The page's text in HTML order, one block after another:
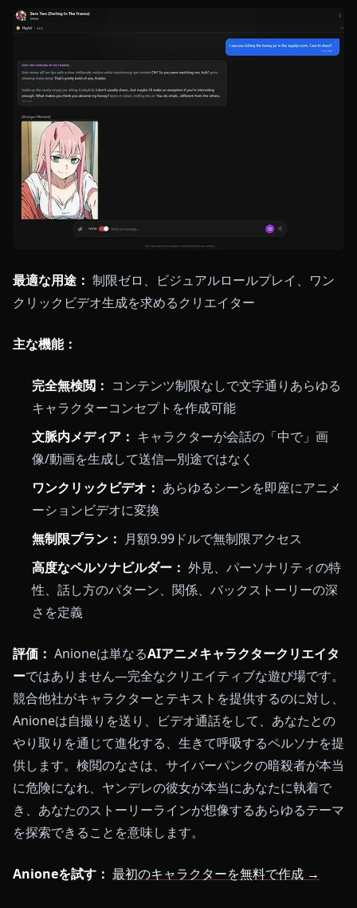
最適な用途： 制限ゼロ、ビジュアルロールプレイ、ワン
クリックビデオ生成を求めるクリエイター
主な機能：
完全無検閲： コンテンツ制限なしで文字通りあらゆる
キャラクターコンセプトを作成可能
文脈内メディア： キャラクターが会話の「中で」画
像/動画を生成して送信—別途ではなく
ワンクリックビデオ： あらゆるシーンを即座にアニメ
ーションビデオに変換
無制限プラン： 月額9.99ドルで無制限アクセス
高度なペルソナビルダー： 外見、パーソナリティの特
性、話し方のパターン、関係、バックストーリーの深
さを定義
評価： Anioneは単なるAIアニメキャラクタークリエイタ
ーではありません—完全なクリエイティブな遊び場です。
競合他社がキャラクターとテキストを提供するのに対し、
Anioneは自撮りを送り、ビデオ通話をして、あなたとの
やり取りを通じて進化する、生きて呼吸するペルソナを提
供します。検閲のなさは、サイバーパンクの暗殺者が本当
に危険になれ、ヤンデレの彼女が本当にあなたに執着で
き、あなたのストーリーラインが想像するあらゆるテーマ
を探索できることを意味します。
Anioneを試す： 最初のキャラクターを無料で作成 →